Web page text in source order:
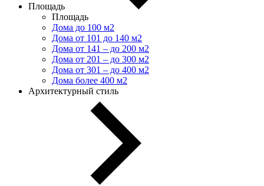
Площадь
Площадь
Дома до 100 м2
Дома от 101 до 140 м2
Дома от 141 – до 200 м2
Дома от 201 – до 300 м2
Дома от 301 – до 400 м2
Дома более 400 м2
Архитектурный стиль